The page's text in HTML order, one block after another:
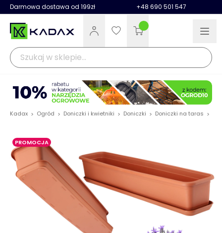
Darmowa dostawa od 199zł +48 690 501 547
Kadax > Ogród > Doniczki i kwietniki > Doniczki > Doniczki na taras >
PROMOCJA